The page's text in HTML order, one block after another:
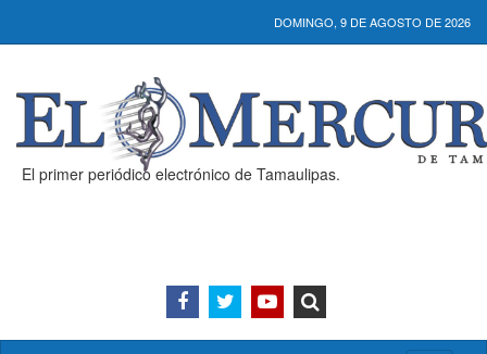
DOMINGO, 9 DE AGOSTO DE 2026
El primer periódico electrónico de Tamaulipas.